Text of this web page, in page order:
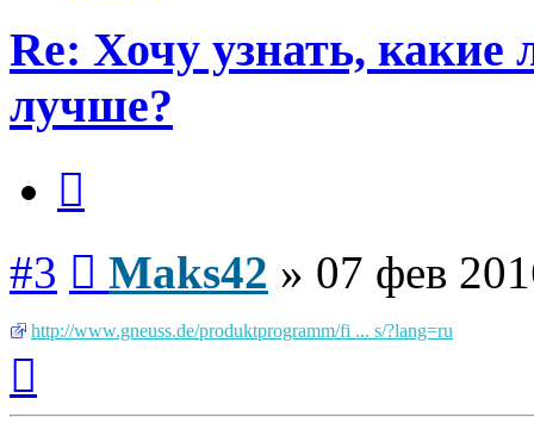
Re: Хочу узнать,
лучше?
#3 Maks42 » 07 фев
http://www.gneuss.de/produktprogramm/fi ... s/?lang=ru
началу